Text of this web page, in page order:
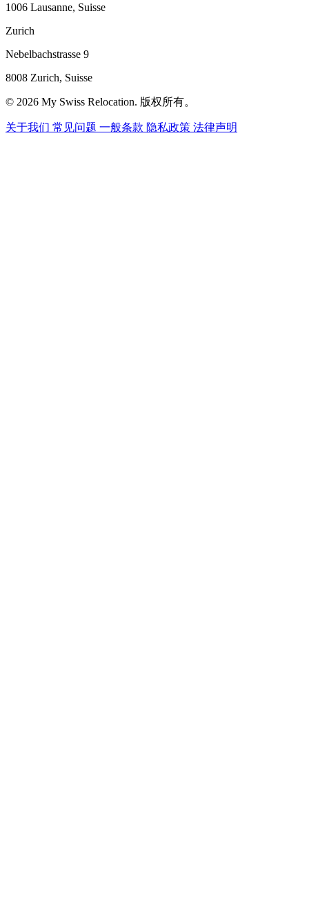
1006 Lausanne, Suisse
Zurich
Nebelbachstrasse 9
8008 Zurich, Suisse
© 2026 My Swiss Relocation. 版权所有。
关于我们 常见问题 一般条款 隐私政策 法律声明